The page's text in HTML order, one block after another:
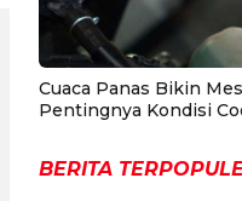
Cuaca Panas Bikin
Pentingnya Kondisi
BERITA